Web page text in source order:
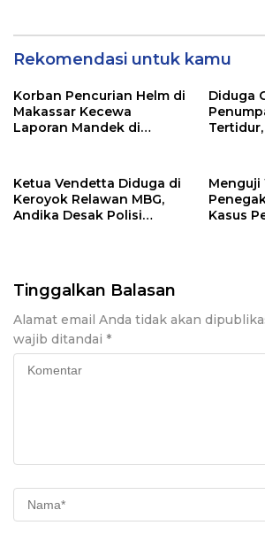
Rekomendasi untuk kamu
Korban Pencurian Helm di
Makassar Kecewa
Laporan Mandek di
Diduga
Ketua Vendetta Diduga di
Keroyok Relawan MBG,
Andika Desak Polisi
Menguji
Kasus
Tinggalkan Balasan
Alamat email Anda tidak akan
wajib ditandai *